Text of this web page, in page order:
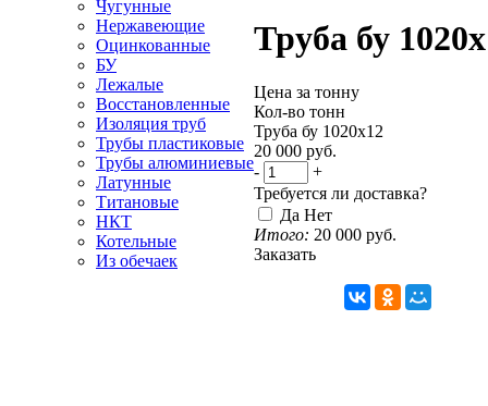
Чугунные
Нержавеющие
Оцинкованные
БУ
Лежалые
Восстановленные
Изоляция труб
Трубы пластиковые
Трубы алюминиевые
Латунные
Титановые
НКТ
Котельные
Из обечаек
Труба бу
Цена за тонну
Кол-во тонн
Труба бу 1020х12
20 000 руб.
-
+
Требуется ли доставка?
Да Нет
Итого: 20 000 руб.
Заказать